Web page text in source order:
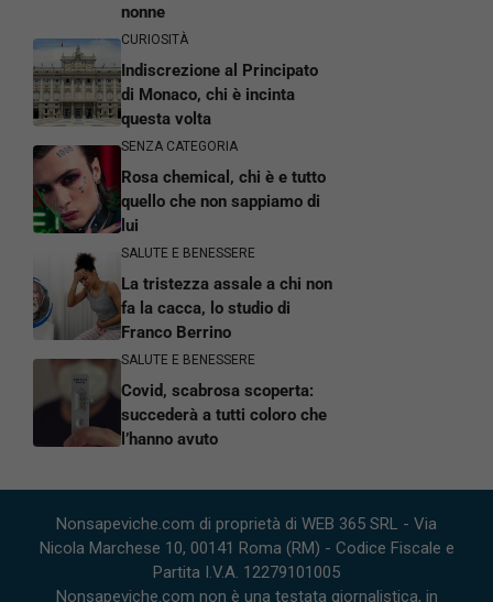
nonne
CURIOSITÀ
Indiscrezione al Principato
di Monaco, chi è incinta
questa volta
SENZA CATEGORIA
Rosa chemical, chi è e tutto
quello che non sappiamo di
lui
SALUTE E BENESSERE
La tristezza assale a chi non
fa la cacca, lo studio di
Franco Berrino
SALUTE E BENESSERE
Covid, scabrosa scoperta:
succederà a tutti coloro che
l’hanno avuto
Nonsapeviche.com di proprietà di WEB 365 SRL - Via
Nicola Marchese 10, 00141 Roma (RM) - Codice Fiscale e
Partita I.V.A. 12279101005
Nonsapeviche.com non è una testata giornalistica, in